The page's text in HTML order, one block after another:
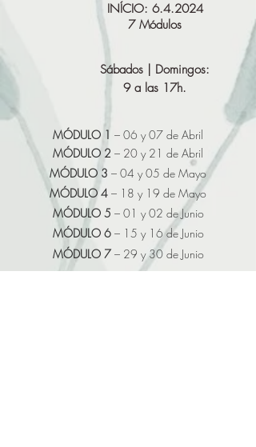
INÍCIO: 6.4.2024
7 Módulos
Sábados | Domingos:
9 a las 17h.
MÓDULO 1 – 06 y 07 de Abril
MÓDULO 2 – 20 y 21 de Abril
MÓDULO 3 – 04 y 05 de Mayo
MÓDULO 4 – 18 y 19 de Mayo
MÓDULO 5 – 01 y 02 de Junio
MÓDULO 6– 15 y 16de Junio
MÓDULO 7– 29 y 30de Junio